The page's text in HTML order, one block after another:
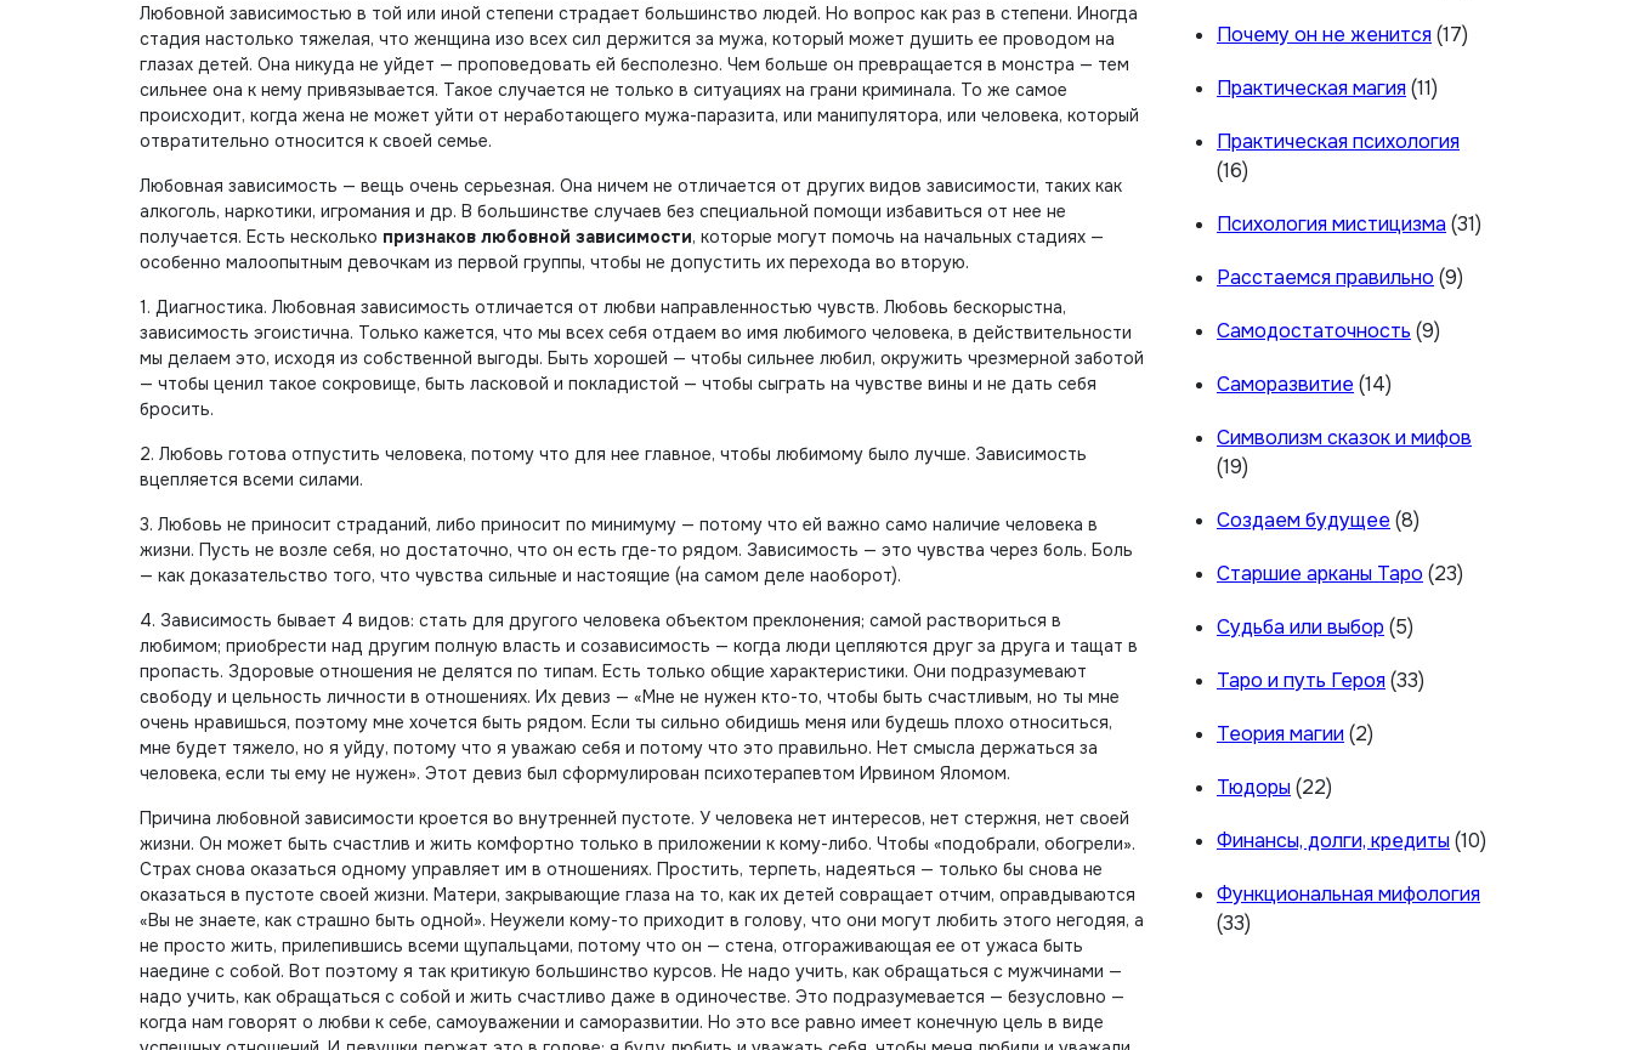
Любовной зависимостью в той или иной степени страдает большинство людей. Но вопрос как раз в степени. Иногда
стадия настолько тяжелая, что женщина изо всех сил держится за мужа, который может душить ее проводом на
глазах детей. Она никуда не уйдет — проповедовать ей бесполезно. Чем больше он превращается в монстра — тем
сильнее она к нему привязывается. Такое случается не только в ситуациях на грани криминала. То же самое
происходит, когда жена не может уйти от неработающего мужа-паразита, или манипулятора, или человека, который
отвратительно относится к своей семье.
Любовная зависимость — вещь очень серьезная. Она ничем не отличается от других видов зависимости, таких как
алкоголь, наркотики, игромания и др. В большинстве случаев без специальной помощи избавиться от нее не
получается. Есть несколько признаков любовной зависимости, которые могут помочь на начальных стадиях —
особенно малоопытным девочкам из первой группы, чтобы не допустить их перехода во вторую.
1. Диагностика. Любовная зависимость отличается от любви направленностью чувств. Любовь бескорыстна,
зависимость эгоистична. Только кажется, что мы всех себя отдаем во имя любимого человека, в действительности
мы делаем это, исходя из собственной выгоды. Быть хорошей — чтобы сильнее любил, окружить чрезмерной заботой
— чтобы ценил такое сокровище, быть ласковой и покладистой — чтобы сыграть на чувстве вины и не дать себя
бросить.
2. Любовь готова отпустить человека, потому что для нее главное, чтобы любимому было лучше. Зависимость
вцепляется всеми силами.
3. Любовь не приносит страданий, либо приносит по минимуму — потому что ей важно само наличие человека в
жизни. Пусть не возле себя, но достаточно, что он есть где-то рядом. Зависимость — это чувства через боль. Боль
— как доказательство того, что чувства сильные и настоящие (на самом деле наоборот).
4. Зависимость бывает 4 видов: стать для другого человека объектом преклонения; самой раствориться в
любимом; приобрести над другим полную власть и созависимость — когда люди цепляются друг за друга и тащат в
пропасть. Здоровые отношения не делятся по типам. Есть только общие характеристики. Они подразумевают
свободу и цельность личности в отношениях. Их девиз — «Мне не нужен кто-то, чтобы быть счастливым, но ты мне
очень нравишься, поэтому мне хочется быть рядом. Если ты сильно обидишь меня или будешь плохо относиться,
мне будет тяжело, но я уйду, потому что я уважаю себя и потому что это правильно. Нет смысла держаться за
человека, если ты ему не нужен». Этот девиз был сформулирован психотерапевтом Ирвином Яломом.
Причина любовной зависимости кроется во внутренней пустоте. У человека нет интересов, нет стержня, нет своей
жизни. Он может быть счастлив и жить комфортно только в приложении к кому-либо. Чтобы «подобрали, обогрели».
Страх снова оказаться одному управляет им в отношениях. Простить, терпеть, надеяться — только бы снова не
оказаться в пустоте своей жизни. Матери, закрывающие глаза на то, как их детей совращает отчим, оправдываются
«Вы не знаете, как страшно быть одной». Неужели кому-то приходит в голову, что они могут любить этого негодяя, а
не просто жить, прилепившись всеми щупальцами, потому что он — стена, отгораживающая ее от ужаса быть
наедине с собой. Вот поэтому я так критикую большинство курсов. Не надо учить, как обращаться с мужчинами —
надо учить, как обращаться с собой и жить счастливо даже в одиночестве. Это подразумевается — безусловно —
когда нам говорят о любви к себе, самоуважении и саморазвитии. Но это все равно имеет конечную цель в виде
Почему он не женится (17)
Практическая магия (11)
Практическая психология
(16)
Психология мистицизма (31)
Расстаемся правильно (9)
Самодостаточность (9)
Саморазвитие (14)
Символизм сказок и мифов
(19)
Создаем будущее (8)
Старшие арканы Таро (23)
Судьба или выбор (5)
Таро и путь Героя (33)
Теория магии (2)
Тюдоры (22)
Финансы, долги, кредиты (10)
Функциональная мифология
(33)